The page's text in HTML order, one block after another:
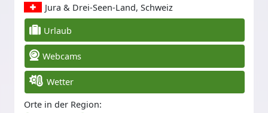
Jura & Drei-Seen-Land, Schweiz
Urlaub
Webcams
Wetter
Orte in der Region: